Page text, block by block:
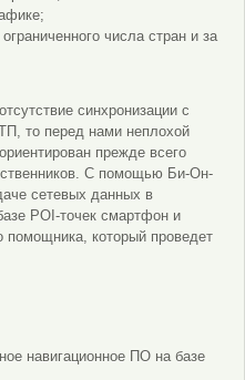
числа стран и за
синхронизации с
то перед нами неплохой
прежде всего
С помощью Би-Он-
сетевых данных в
POI-точек смартфон и
помощника, который проведет
навигационное ПО на базе